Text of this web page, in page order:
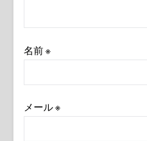
名前※
メール※